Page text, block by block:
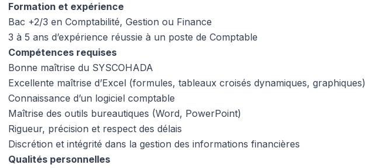
Formation et expérience
Bac +2/3 en Comptabilité, Gestion ou Finance
3 à 5 ans d’expérience réussie à un poste de Comptable
Compétences requises
Bonne maîtrise du SYSCOHADA
Excellente maîtrise d’Excel (formules, tableaux croisés dynamiques, graphiques)
Connaissance d’un logiciel comptable
Maîtrise des outils bureautiques (Word, PowerPoint)
Rigueur, précision et respect des délais
Discrétion et intégrité dans la gestion des informations financières
Qualités personnelles